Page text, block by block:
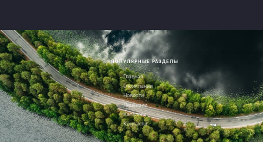
ПОПУЛЯРНЫЕ РАЗДЕЛЫ
Главная
О компании
Новости
Лицензии
Каталоги
Контакты